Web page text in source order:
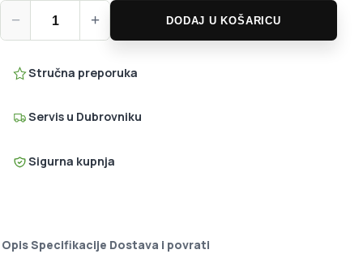
−
Cannondale Topstone EQ količina
+ DODAJ U KOŠARICU
Stručna preporuka
Servis u Dubrovniku
Sigurna kupnja
OpisSpecifikacije Dostava i povrati